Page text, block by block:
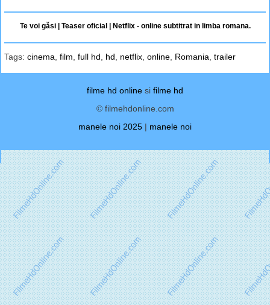
Te voi găsi | Teaser oficial | Netflix - online subtitrat in limba romana.
Tags: cinema film full hd hd netflix online Romania trailer
filme hd online si filme hd
© filmehdonline.com
manele noi 2025 | manele noi